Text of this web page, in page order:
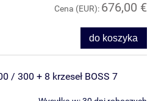
Cena (EUR): 676,00 €
do koszyka
/ 300 + 8 krzeseł BOSS 7